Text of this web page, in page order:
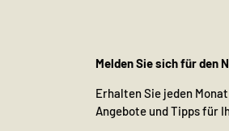
Melden Sie sich für den
Erhalten Sie jeden
Angebote und Tipps für